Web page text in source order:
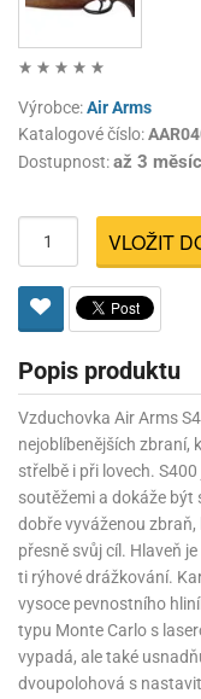
Výrobce:Air Arms
Katalogové číslo:
Dostupnost:až 3
VLOŽIT
Popis produktu
Vzduchovka Air Arms
nejoblíbenějších zbraní,
střelbě i při lovech.
soutěžemi a dokáže být
dobře vyváženou
přesně svůj cíl. Hlaveň
ti rýhové drážkování.
vysoce pevnostního
typu Monte Carlo s
vypadá, ale také
dvoupolohová s